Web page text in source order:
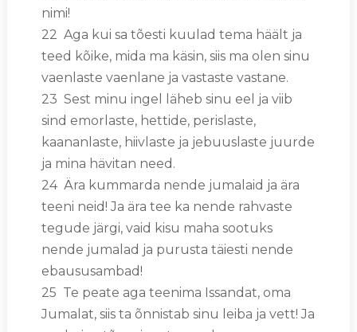
nimi!
22 Aga kui sa tõesti kuulad tema häält ja
teed kõike, mida ma käsin, siis ma olen sinu
vaenlaste vaenlane ja vastaste vastane.
23 Sest minu ingel läheb sinu eel ja viib
sind emorlaste, hettide, perislaste,
kaananlaste, hiivlaste ja jebuuslaste juurde
ja mina hävitan need.
24 Ära kummarda nende jumalaid ja ära
teeni neid! Ja ära tee ka nende rahvaste
tegude järgi, vaid kisu maha sootuks
nende jumalad ja purusta täiesti nende
ebaususambad!
25 Te peate aga teenima Issandat, oma
Jumalat, siis ta õnnistab sinu leiba ja vett! Ja